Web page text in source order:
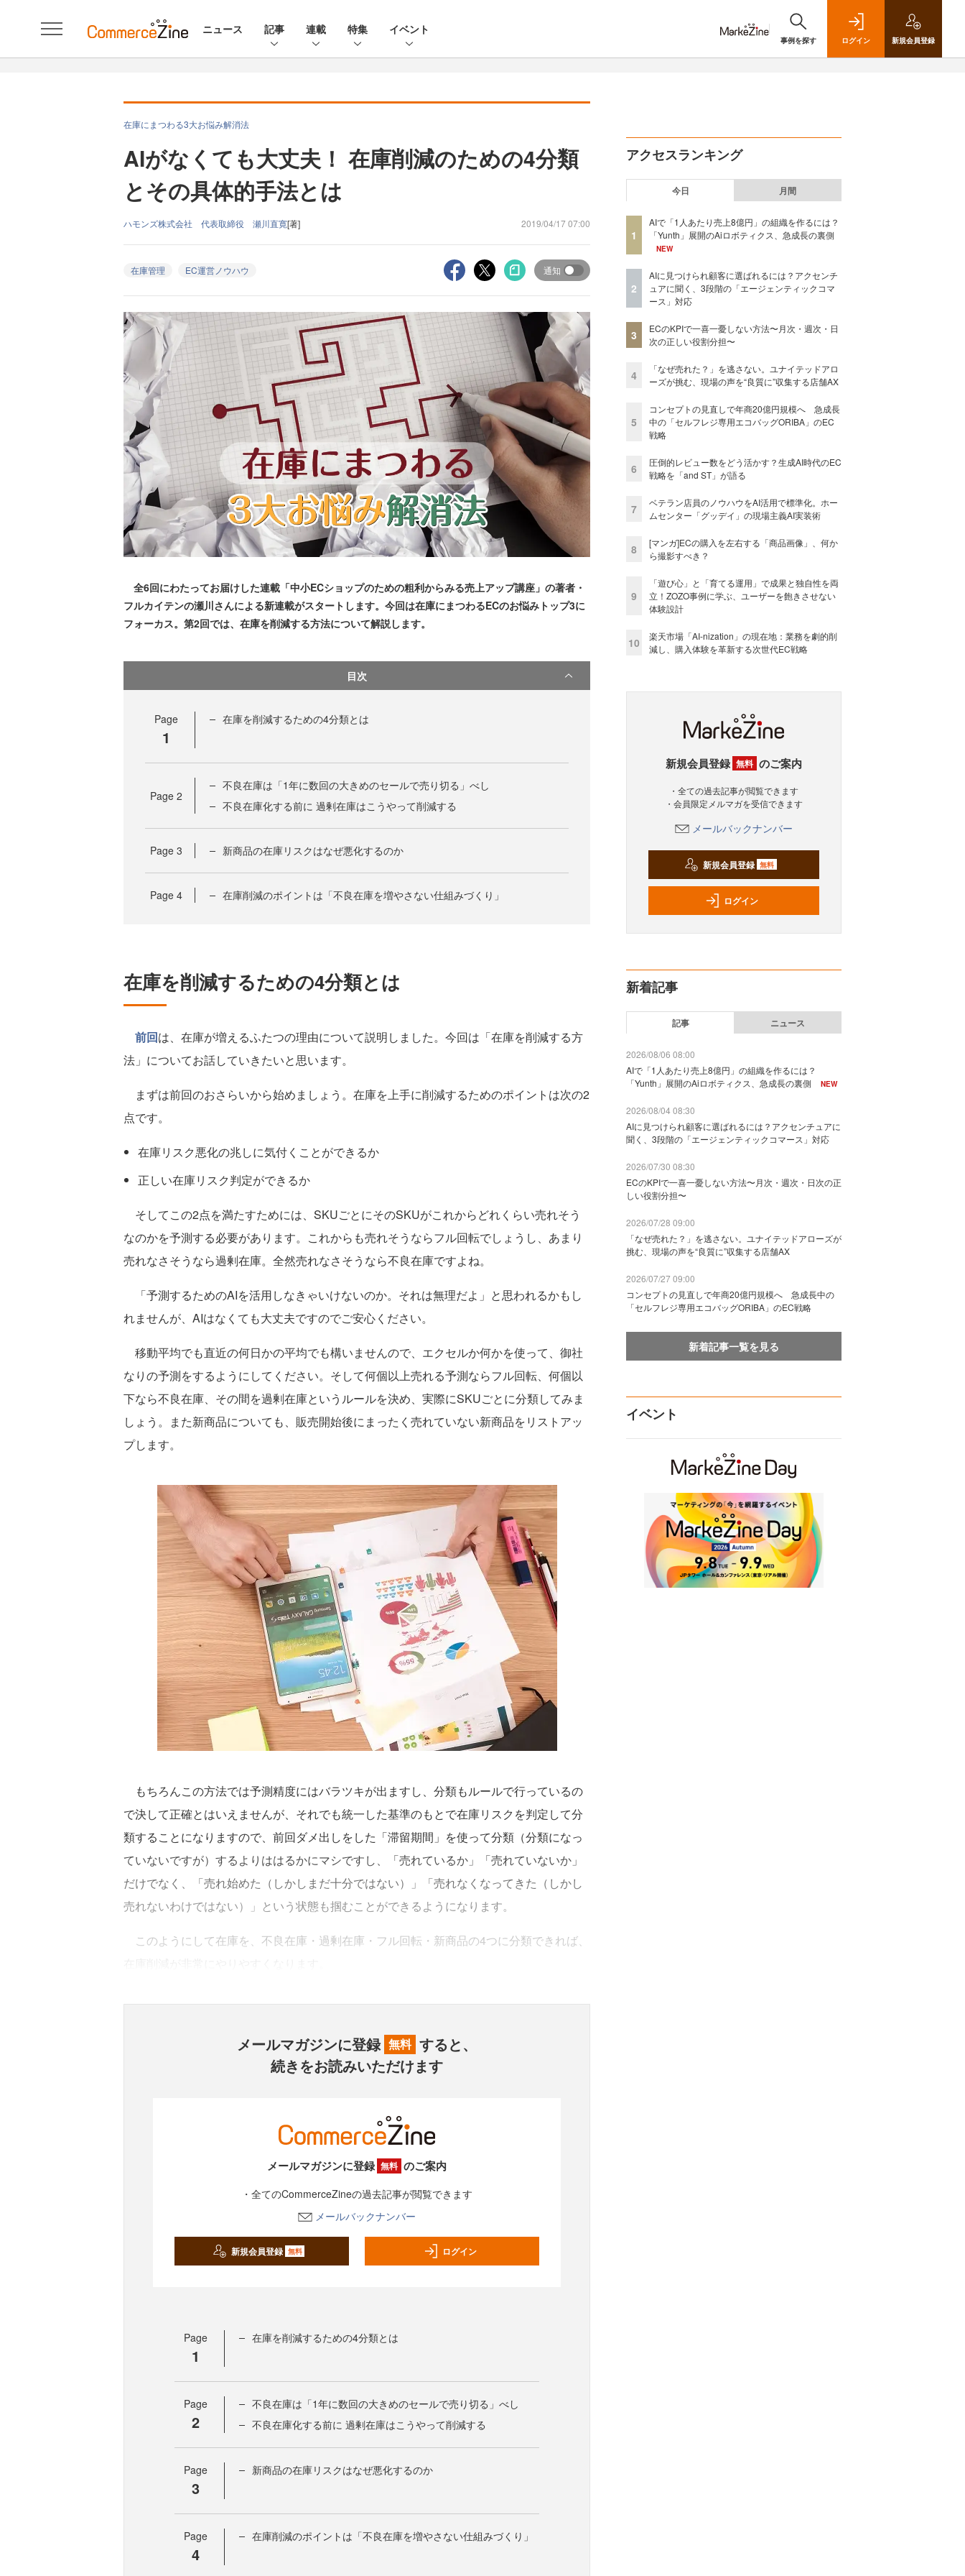
ニュース 記事 連載 特集 イベント
事例を探す ログイン 新規会員登録
在庫にまつわる3大お悩み解消法
AIがなくても大丈夫！ 在庫削減のための4分類
とその具体的手法とは
ハモンズ株式会社 代表取締役 瀬川直寛[著] 2019/04/17 07:00
在庫管理 EC運営ノウハウ 通知
全6回にわたってお届けした連載「中小ECショップのための粗利からみる売上アップ講座」の著者・
フルカイテンの瀬川さんによる新連載がスタートします。今回は在庫にまつわるECのお悩みトップ3に
フォーカス。第2回では、在庫を削減する方法について解説します。
目次
Page
1
在庫を削減するための4分類とは
Page 2
不良在庫は「1年に数回の大きめのセールで売り切る」べし
不良在庫化する前に 過剰在庫はこうやって削減する
Page 3 新商品の在庫リスクはなぜ悪化するのか
Page 4 在庫削減のポイントは「不良在庫を増やさない仕組みづくり」
在庫を削減するための4分類とは
前回は、在庫が増えるふたつの理由について説明しました。今回は「在庫を削減する方
法」についてお話していきたいと思います。
まずは前回のおさらいから始めましょう。在庫を上手に削減するためのポイントは次の2
点です。
在庫リスク悪化の兆しに気付くことができるか
正しい在庫リスク判定ができるか
そしてこの2点を満たすためには、SKUごとにそのSKUがこれからどれくらい売れそう
なのかを予測する必要があります。これからも売れそうならフル回転でしょうし、あまり
売れなさそうなら過剰在庫。全然売れなさそうなら不良在庫ですよね。
「予測するためのAIを活用しなきゃいけないのか。それは無理だよ」と思われるかもし
れませんが、AIはなくても大丈夫ですのでご安心ください。
移動平均でも直近の何日かの平均でも構いませんので、エクセルか何かを使って、御社
なりの予測をするようにしてください。そして何個以上売れる予測ならフル回転、何個以
下なら不良在庫、その間を過剰在庫というルールを決め、実際にSKUごとに分類してみま
しょう。また新商品についても、販売開始後にまったく売れていない新商品をリストアッ
プします。
もちろんこの方法では予測精度にはバラツキが出ますし、分類もルールで行っているの
で決して正確とはいえませんが、それでも統一した基準のもとで在庫リスクを判定して分
類することになりますので、前回ダメ出しをした「滞留期間」を使って分類（分類になっ
ていないですが）するよりははるかにマシですし、「売れているか」「売れていないか」
だけでなく、「売れ始めた（しかしまだ十分ではない）」「売れなくなってきた（しかし
売れないわけではない）」という状態も掴むことができるようになります。
このようにして在庫を、不良在庫・過剰在庫・フル回転・新商品の4つに分類できれば、
メールマガジンに登録 無料 すると、
続きをお読みいただけます
メールマガジンに登録 無料 のご案内
・全てのCommerceZineの過去記事が閲覧できます
メールバックナンバー
新規会員登録 無料 ログイン
Page
1
在庫を削減するための4分類とは
Page
2
不良在庫は「1年に数回の大きめのセールで売り切る」べし
不良在庫化する前に 過剰在庫はこうやって削減する
Page
3
新商品の在庫リスクはなぜ悪化するのか
Page
4
在庫削減のポイントは「不良在庫を増やさない仕組みづくり」
アクセスランキング
今日 月間
1
AIで「1人あたり売上8億円」の組織を作るには？
「Yunth」展開のAiロボティクス、急成長の裏側
NEW
2
AIに見つけられ顧客に選ばれるには？アクセンチ
ュアに聞く、3段階の「エージェンティックコマ
ース」対応
3
ECのKPIで一喜一憂しない方法〜月次・週次・日
次の正しい役割分担〜
4
「なぜ売れた？」を逃さない。ユナイテッドアロ
ーズが挑む、現場の声を“良質に”収集する店舗AX
5
コンセプトの見直しで年商20億円規模へ 急成長
中の「セルフレジ専用エコバッグORIBA」のEC
戦略
6
圧倒的レビュー数をどう活かす？生成AI時代のEC
戦略を「and ST」が語る
7
ベテラン店員のノウハウをAI活用で標準化。ホー
ムセンター「グッデイ」の現場主義AI実装術
8
[マンガ]ECの購入を左右する「商品画像」、何か
ら撮影すべき？
9
「遊び心」と「育てる運用」で成果と独自性を両
立！ZOZO事例に学ぶ、ユーザーを飽きさせない
体験設計
10
楽天市場「AI-nization」の現在地：業務を劇的削
減し、購入体験を革新する次世代EC戦略
新規会員登録 無料 のご案内
・全ての過去記事が閲覧できます
・会員限定メルマガを受信できます
メールバックナンバー
新規会員登録 無料
ログイン
新着記事
記事 ニュース
2026/08/06 08:00
AIで「1人あたり売上8億円」の組織を作るには？
「Yunth」展開のAiロボティクス、急成長の裏側
NEW
2026/08/04 08:30
AIに見つけられ顧客に選ばれるには？アクセンチュアに
聞く、3段階の「エージェンティックコマース」対応
2026/07/30 08:30
ECのKPIで一喜一憂しない方法〜月次・週次・日次の正
しい役割分担〜
2026/07/28 09:00
「なぜ売れた？」を逃さない。ユナイテッドアローズが
挑む、現場の声を“良質に”収集する店舗AX
2026/07/27 09:00
コンセプトの見直しで年商20億円規模へ 急成長中の
「セルフレジ専用エコバッグORIBA」のEC戦略
新着記事一覧を見る
イベント